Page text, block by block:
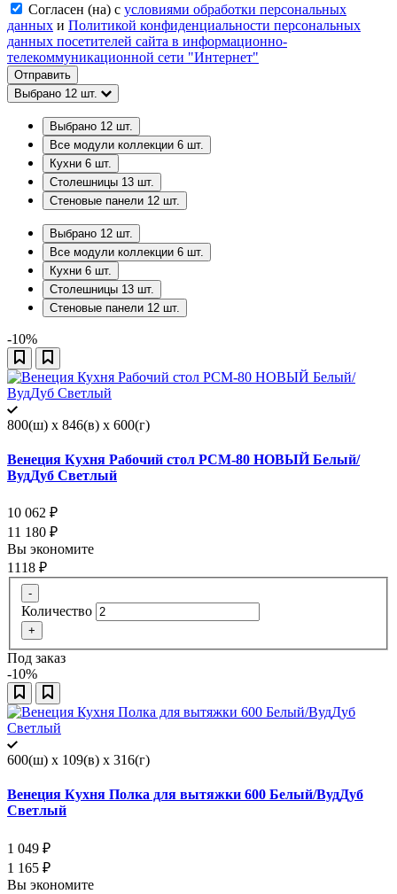
Согласен (на) с условиями обработки персональных
данных и Политикой конфиденциальности персональных
данных посетителей сайта в информационно-
телекоммуникационной сети "Интернет"
Отправить
Выбрано 12 шт.
Выбрано 12 шт.
Все модули коллекции 6 шт.
Кухни 6 шт.
Столешницы 13 шт.
Стеновые панели 12 шт.
Выбрано 12 шт.
Все модули коллекции 6 шт.
Кухни 6 шт.
Столешницы 13 шт.
Стеновые панели 12 шт.
-10%
800(ш) x 846(в) x 600(г)
Венеция Кухня Рабочий стол РСМ-80 НОВЫЙ Белый/
ВудДуб Светлый
10 062 ₽
11 180 ₽
Вы экономите
1118 ₽
-
Количество
+
Под заказ
-10%
600(ш) x 109(в) x 316(г)
Венеция Кухня Полка для вытяжки 600 Белый/ВудДуб
Светлый
1 049 ₽
1 165 ₽
Вы экономите